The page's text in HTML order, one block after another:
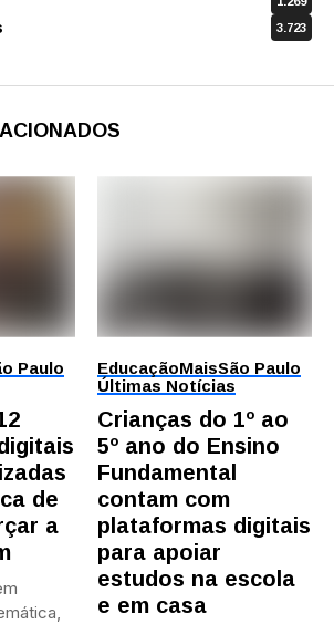
3.723
Paulo
de
a
EducaçãoMaisSão Paulo
Últimas Notícias
Crianças do 1º ao
5º ano do Ensino
Fundamental
contam com
plataformas digitais
para apoiar
estudos na escola
e em casa